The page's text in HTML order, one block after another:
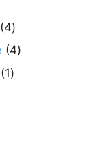
44
produkty
44
11